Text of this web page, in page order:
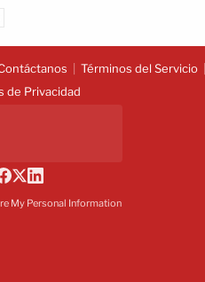
Términos del Servicio
de Privacidad
My Personal Information